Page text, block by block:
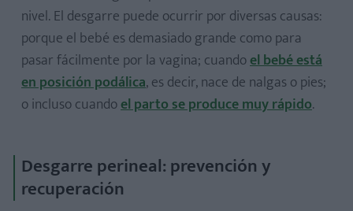
nivel. El desgarre puede ocurrir por diversas causas:
porque el bebé es demasiado grande como para
pasar fácilmente por la vagina; cuandoel bebé está
en posición podálica, es decir, nace de nalgas o pies;
o incluso cuandoel parto se produce muy rápido.
Desgarre perineal: prevención y
recuperación